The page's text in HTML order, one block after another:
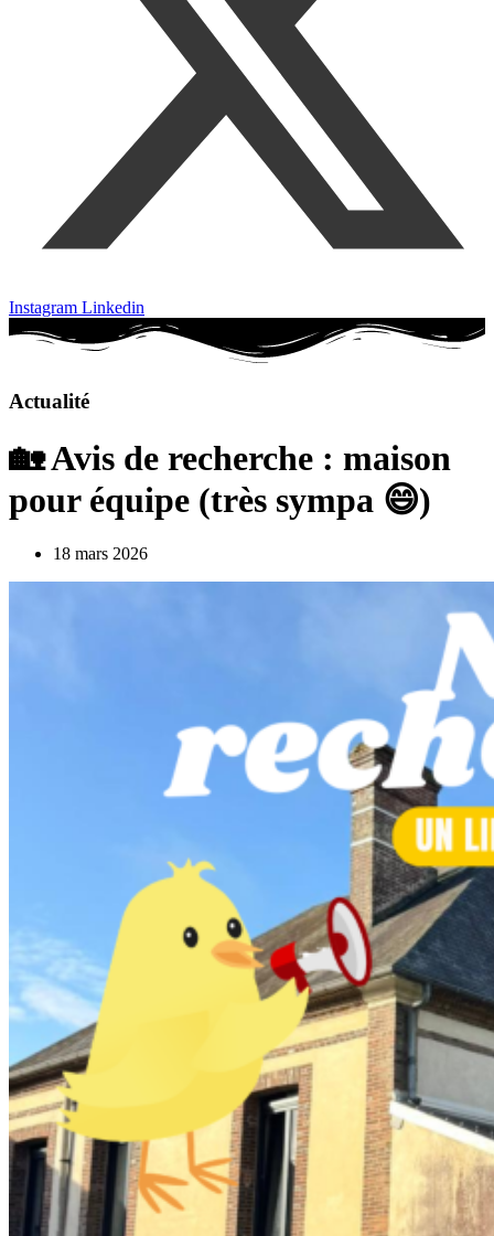
Instagram Linkedin
Actualité
🏡 Avis de recherche : maison
pour équipe (très sympa 😄)
18 mars 2026